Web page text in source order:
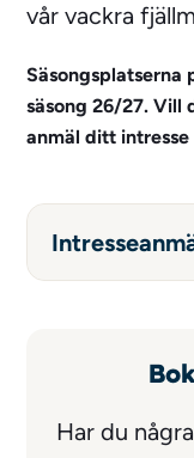
vår vackra
Säsongsplatserna
säsong 26/27. Vill
anmäl ditt intresse
Har du